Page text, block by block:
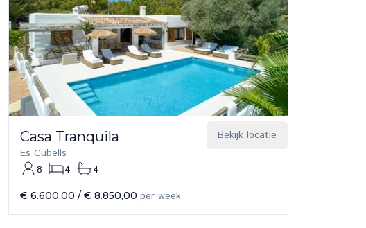
Bekijk locatie
Casa Tranquila
Es Cubells
8
4 4
€ 6.600,00 / € 8.850,00 per week